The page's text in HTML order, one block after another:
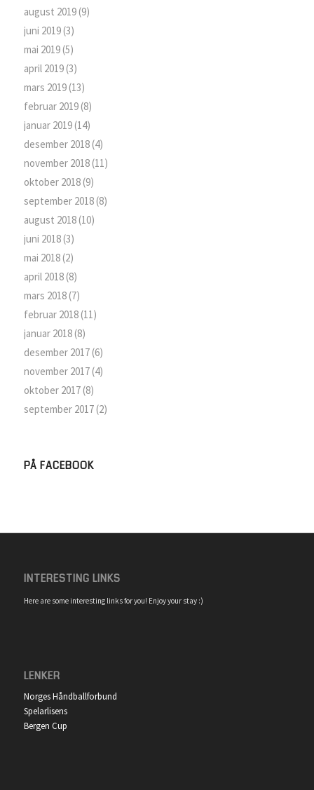
august 2019(9)
juni 2019(3)
mai 2019(5)
april 2019(3)
mars 2019(13)
februar 2019(8)
januar 2019(14)
desember 2018(4)
november 2018(11)
oktober 2018(9)
september 2018(8)
august 2018(10)
juni 2018(3)
mai 2018(2)
april 2018(8)
mars 2018(7)
februar 2018(11)
januar 2018(8)
desember 2017(6)
november 2017(4)
oktober 2017(8)
september 2017(2)
PÅ FACEBOOK
INTERESTING LINKS
Here are some interesting links for you! Enjoy your stay :)
LENKER
Norges Håndballforbund
Spelarlisens
Bergen Cup